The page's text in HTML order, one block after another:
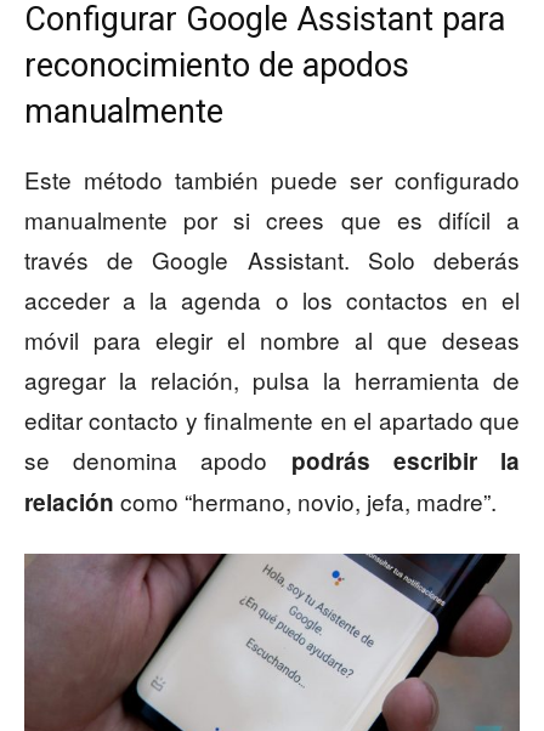
Configurar Google Assistant para
reconocimiento de apodos
manualmente
Este método también puede ser configurado
manualmente por si crees que es difícil a
través de Google Assistant. Solo deberás
acceder a la agenda o los contactos en el
móvil para elegir el nombre al que deseas
agregar la relación, pulsa la herramienta de
editar contacto y finalmente en el apartado que
se denomina apodo podrás escribir la
relación como “hermano, novio, jefa, madre”.